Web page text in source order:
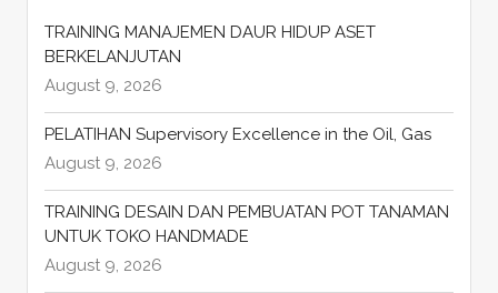
TRAINING MANAJEMEN DAUR HIDUP ASET
BERKELANJUTAN
August 9, 2026
PELATIHAN Supervisory Excellence in the Oil, Gas
August 9, 2026
TRAINING DESAIN DAN PEMBUATAN POT TANAMAN
UNTUK TOKO HANDMADE
August 9, 2026